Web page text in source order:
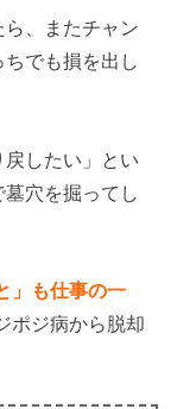
、またチャン
でも損を出し
したい」とい
穴を掘ってし
」も仕事の一
ポジ病から脱却